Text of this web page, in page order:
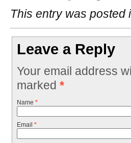
This entry was posted
Leave a Reply
Your email address
marked *
Name *
Email *